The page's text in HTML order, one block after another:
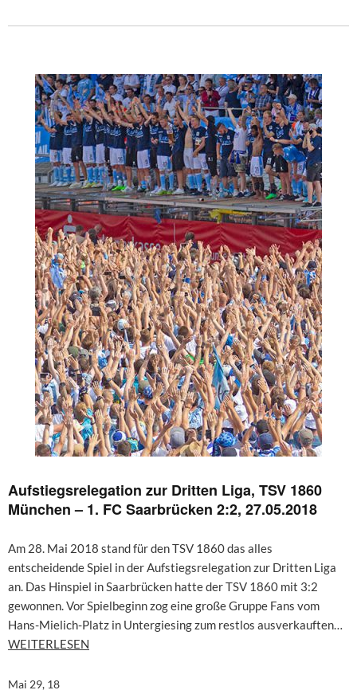
Aufstiegsrelegation zur Dritten Liga, TSV 1860
München – 1. FC Saarbrücken 2:2, 27.05.2018
Am 28. Mai 2018 stand für den TSV 1860 das alles
entscheidende Spiel in der Aufstiegsrelegation zur Dritten Liga
an. Das Hinspiel in Saarbrücken hatte der TSV 1860 mit 3:2
gewonnen. Vor Spielbeginn zog eine große Gruppe Fans vom
Hans-Mielich-Platz in Untergiesing zum restlos ausverkauften…
WEITERLESEN
Mai 29, 18